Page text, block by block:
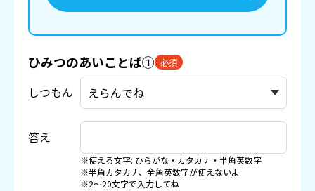
ひみつのあいことば① 必須
しつもん
答え
※使える文字: ひらがな・カタカナ・半角英数字
※半角カタカナ、全角英数字が使えないよ
※2〜20文字で入力してね